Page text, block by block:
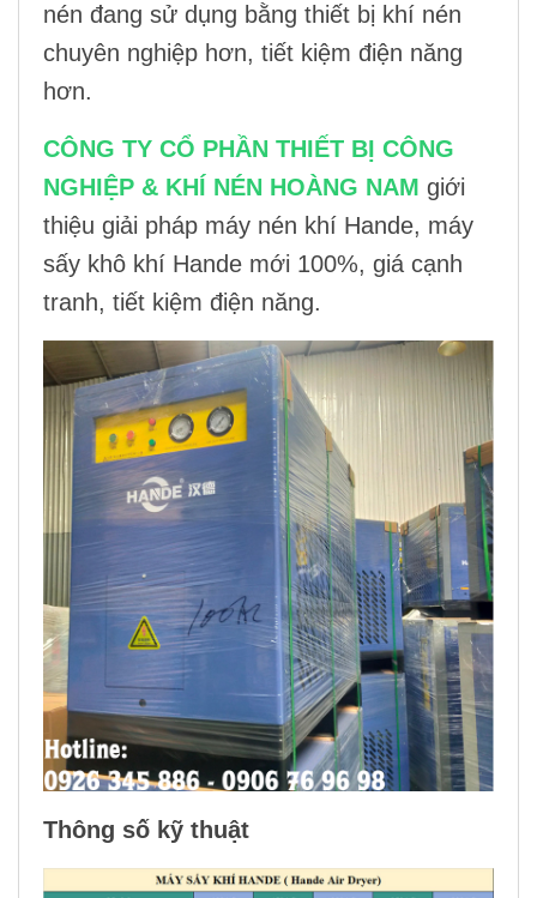
nén đang sử dụng bằng thiết bị khí nén
chuyên nghiệp hơn, tiết kiệm điện năng
hơn.
CÔNG TY CỔ PHẦN THIẾT BỊ CÔNG
NGHIỆP & KHÍ NÉN HOÀNG NAM giới
thiệu giải pháp máy nén khí Hande, máy
sấy khô khí Hande mới 100%, giá cạnh
tranh, tiết kiệm điện năng.
Thông số kỹ thuật